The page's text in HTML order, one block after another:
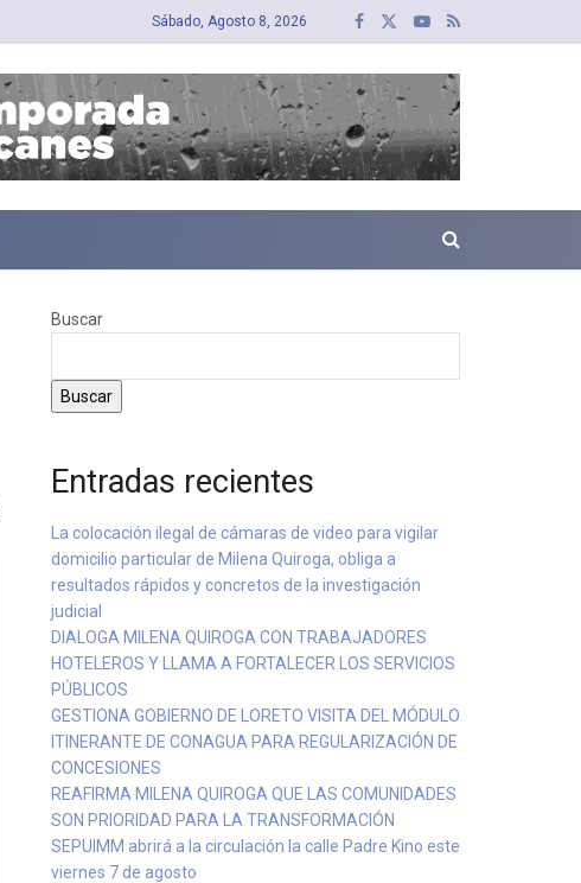
Sábado, Agosto 8, 2026
Buscar
Buscar
Entradas recientes
La colocación ilegal de cámaras de video para vigilar
domicilio particular de Milena Quiroga, obliga a
resultados rápidos y concretos de la investigación
judicial
DIALOGA MILENA QUIROGA CON TRABAJADORES
HOTELEROS Y LLAMA A FORTALECER LOS SERVICIOS
PÚBLICOS
GESTIONA GOBIERNO DE LORETO VISITA DEL MÓDULO
ITINERANTE DE CONAGUA PARA REGULARIZACIÓN DE
CONCESIONES
REAFIRMA MILENA QUIROGA QUE LAS COMUNIDADES
SON PRIORIDAD PARA LA TRANSFORMACIÓN
SEPUIMM abrirá a la circulación la calle Padre Kino este
viernes 7 de agosto